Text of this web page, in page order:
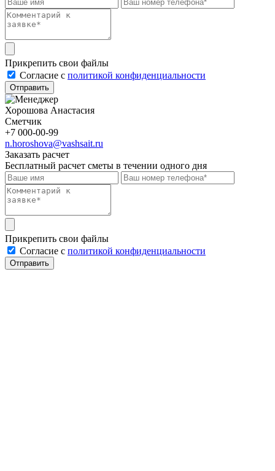
Прикрепить свои файлы
Cогласие с политикой конфиденциальности
Отправить
Хорошова Анастасия
Сметчик
+7 000-00-99
n.horoshova@vashsait.ru
Заказать расчет
Бесплатный расчет сметы в течении одного дня
Прикрепить свои файлы
Cогласие с политикой конфиденциальности
Отправить